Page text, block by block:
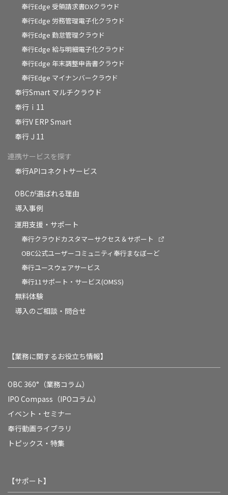
奉行Edge 受領請求書DXクラウド
奉行Edge 労務管理電子化クラウド
奉行Edge 勤怠管理クラウド
奉行Edge 給与明細電子化クラウド
奉行Edge 年末調整申告書クラウド
奉行Edge マイナンバークラウド
奉行Smart マルチクラウド
奉行ｉ11
奉行V ERP Smart
奉行Ｊ11
連携サービスを探す
奉行APIコネクトサービス
OBCが選ばれる理由
導入事例
運用支援・サポート
奉行クラウドカスタマーサクセス＆サポート
OBC公式ユーザーコミュニティ奉行まなぼーど
奉行ユースウェアサービス
奉行11サポート・サービス(OMSS)
無料体験
導入のご相談・問合せ
【業務に関するお役立ち情報】
OBC 360°（業務コラム）
IPO Compass（IPOコラム）
イベント・セミナー
奉行動画ライブラリ
トピックス・特集
【サポート】